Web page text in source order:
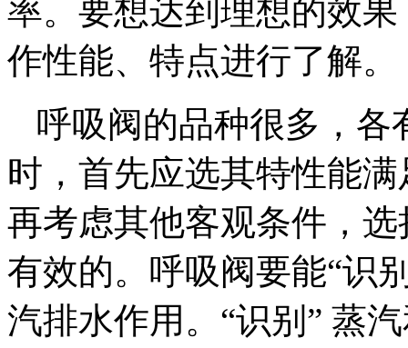
率。要想达到理想的效
作性能、特点进行了解。
呼吸阀的品种很多，各
时，首先应选其特性能
再考虑其他客观条件，
有效的。呼吸阀要能“识
汽排水作用。“识别” 蒸